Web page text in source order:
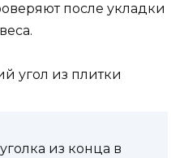
после укладки
из конца в